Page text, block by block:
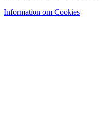
Information om Cookies